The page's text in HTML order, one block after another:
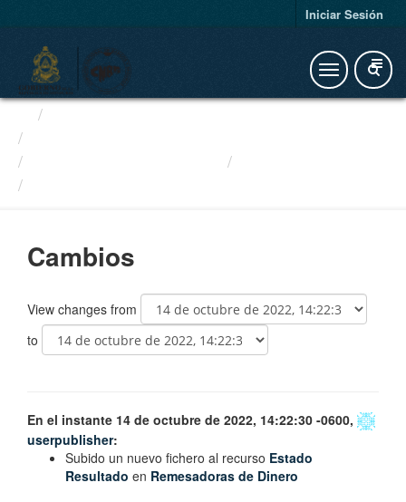
Iniciar Sesión
Cambios
View changes from
to
En el instante 14 de octubre de 2022, 14:22:30 -0600,
userpublisher:
Subido un nuevo fichero al recurso Estado
Resultado en Remesadoras de Dinero